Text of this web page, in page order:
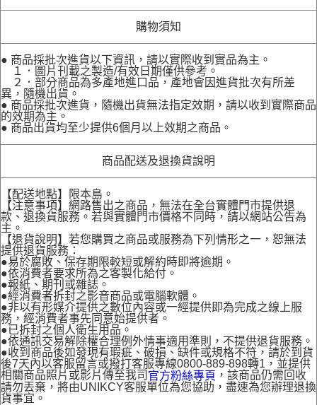
購物須知
● 商品採批次進貨以下資訊，請以實際收到實品為主。
１．圖片刊載之製造/有效日期僅供參考。
２．部分商品為多產地進口品，產地會因進貨批次有所差
異，隨機出貨。
● 商品採批次進貨，隨機出貨無法指定效期，請以收到實際商品
的效期為主。
● 商品出貨均至少提供6個月以上效期之商品。
商品配送及退換貨說明
【配送地點】限本島。
【注意事項】網路售出之商品，無法在全台實體門市提供退
款、退換貨服務。若與實體門市價格不同時，請以網站公告為
主。
【退貨說明】若您購買之商品或服務為下列情形之一，恕無法
提供退貨服務：
●易於腐敗、保存期限較短或解約時即將逾期。
●依消費者要求所為之客製化給付。
●報紙、期刊或雜誌。
●經消費者拆封之影音商品或電腦軟體。
●非以有形媒介提供之數位內容或一經提供即為完成之線上服
務，經消費者事先同意始提供者。
●已拆封之個人衛生用品。
●依通訊交易解除權合理例外情事適用準則，不提供退貨服務。
●收到商品後如發現有瑕疵、破損、缺件或規格不符，請於到貨
後7天內以客服留言或撥打客服專線0800-889-898轉1，並提供
相關商品照片或影片傳至我司 官方粉絲專頁 ，該商品仍需回收
請勿丟棄，將由UNIKCY客服單位為您協助，盡速為您辦理退換
貨事宜。